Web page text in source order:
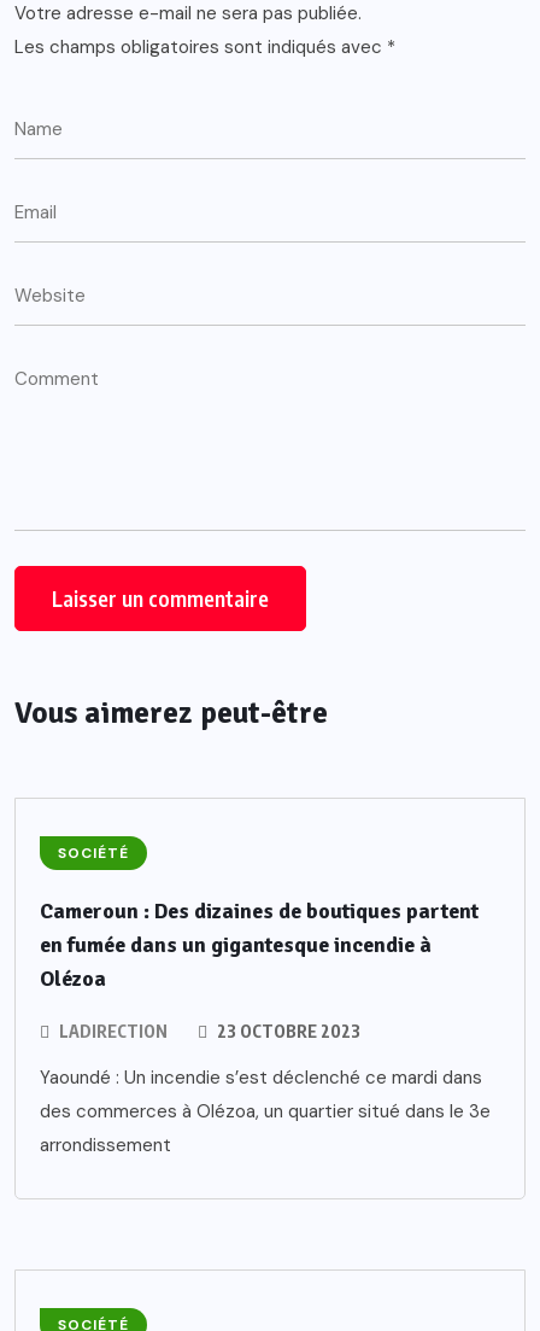
Votre adresse e-mail ne sera pas publiée.
Les champs obligatoires sont indiqués avec *
Vous aimerez peut-être
SOCIÉTÉ
Cameroun : Des dizaines de boutiques partent
en fumée dans un gigantesque incendie à
Olézoa
LADIRECTION 23 OCTOBRE 2023
Yaoundé : Un incendie s’est déclenché ce mardi dans
des commerces à Olézoa, un quartier situé dans le 3e
arrondissement
SOCIÉTÉ